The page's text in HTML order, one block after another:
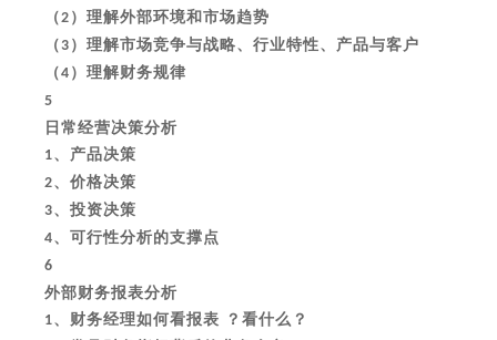
（2 ）理解外部环境和市场趋势
（ 3 ）理解市场竞争与战略、行业特性、产品与客户
（4 ）理解财务规律
5
日常经营决策分析
1、产品决策
2、价格决策
3、投资决策
4、可行性分析的支撑点
6
外部财务报表分析
1、财务经理如何看报表 ？看什么？